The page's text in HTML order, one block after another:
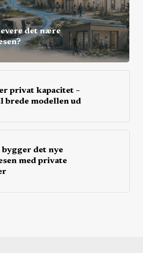
det nære
privat kapacitet –
brede modellen ud
det nye
med private